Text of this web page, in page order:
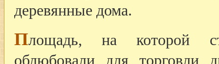
деревянные дома.
Площадь, на которой
облюбовали для